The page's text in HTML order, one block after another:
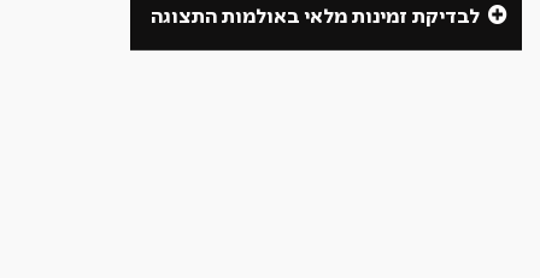
לבדיקת זמינות מלאי באולמות התצוגה